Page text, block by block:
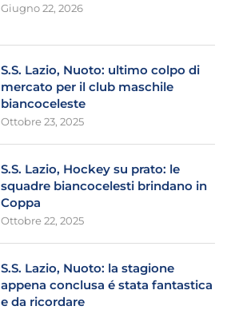
Giugno 22, 2026
S.S. Lazio, Nuoto: ultimo colpo di
mercato per il club maschile
biancoceleste
Ottobre 23, 2025
S.S. Lazio, Hockey su prato: le
squadre biancocelesti brindano in
Coppa
Ottobre 22, 2025
S.S. Lazio, Nuoto: la stagione
appena conclusa é stata fantastica
e da ricordare